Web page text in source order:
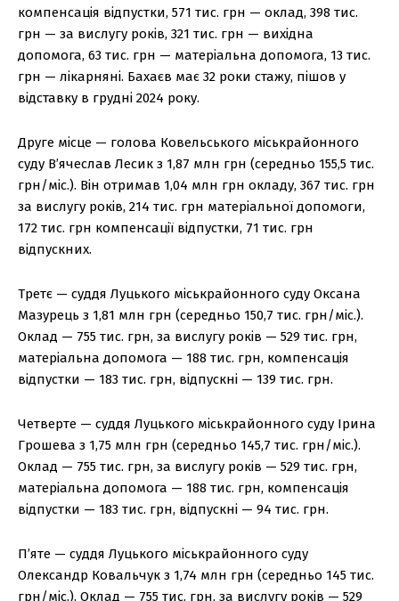
компенсація відпустки, 571 тис. грн — оклад, 398 тис.
грн — за вислугу років, 321 тис. грн — вихідна
допомога, 63 тис. грн — матеріальна допомога, 13 тис.
грн — лікарняні. Бахаєв має 32 роки стажу, пішов у
відставку в грудні 2024 року.
Друге місце — голова Ковельського міськрайонного
суду В’ячеслав Лесик з 1,87 млн грн (середньо 155,5 тис.
грн/міс.). Він отримав 1,04 млн грн окладу, 367 тис. грн
за вислугу років, 214 тис. грн матеріальної допомоги,
172 тис. грн компенсації відпустки, 71 тис. грн
відпускних.
Третє — суддя Луцького міськрайонного суду Оксана
Мазурець з 1,81 млн грн (середньо 150,7 тис. грн/міс.).
Оклад — 755 тис. грн, за вислугу років — 529 тис. грн,
матеріальна допомога — 188 тис. грн, компенсація
відпустки — 183 тис. грн, відпускні — 139 тис. грн.
Четверте — суддя Луцького міськрайонного суду Ірина
Грошева з 1,75 млн грн (середньо 145,7 тис. грн/міс.).
Оклад — 755 тис. грн, за вислугу років — 529 тис. грн,
матеріальна допомога — 188 тис. грн, компенсація
відпустки — 183 тис. грн, відпускні — 94 тис. грн.
П’яте — суддя Луцького міськрайонного суду
Олександр Ковальчук з 1,74 млн грн (середньо 145 тис.
грн/міс.). Оклад — 755 тис. грн, за вислугу років — 529